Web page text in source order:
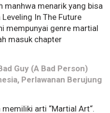
manhwa menarik yang bisa
In The Future
mempunyai genre martial
masuk chapter
Guy (A Bad Person)
Perlawanan Berujung
arti “Martial Art“.